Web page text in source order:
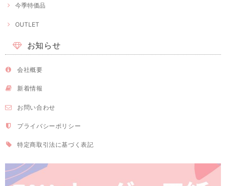
今季特価品
OUTLET
お知らせ
会社概要
新着情報
お問い合わせ
プライバシーポリシー
特定商取引法に基づく表記